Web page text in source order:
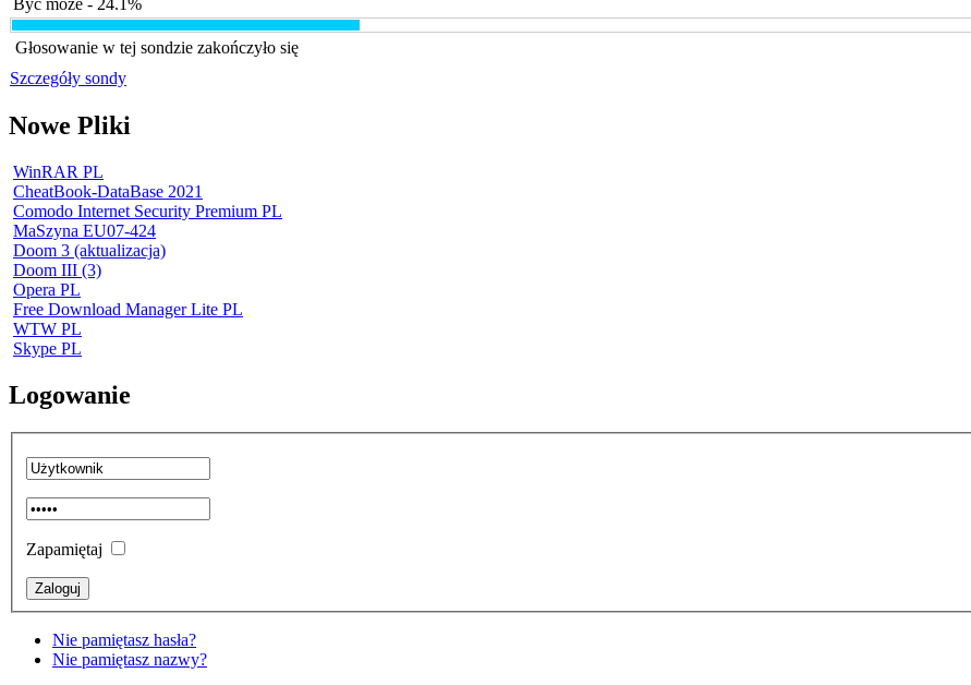
Być może - 24.1%
Głosowanie w tej sondzie zakończyło się
Szczegóły sondy
Nowe Pliki
WinRAR PL
CheatBook-DataBase 2021
Comodo Internet Security Premium PL
MaSzyna EU07-424
Doom 3 (aktualizacja)
Doom III (3)
Opera PL
Free Download Manager Lite PL
WTW PL
Skype PL
Logowanie
Zapamiętaj
Nie pamiętasz hasła?
Nie pamiętasz nazwy?